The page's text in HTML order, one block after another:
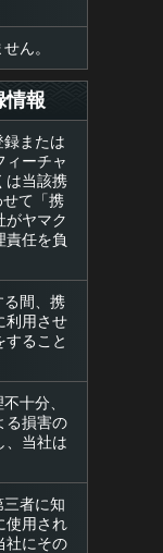
ん。
情報
または
ィーチャ
は当該携
て「携
がヤマク
責任を負
る間、携
利用させ
すること
十分、
る損害の
、当社は
者に知
使用され
社にその